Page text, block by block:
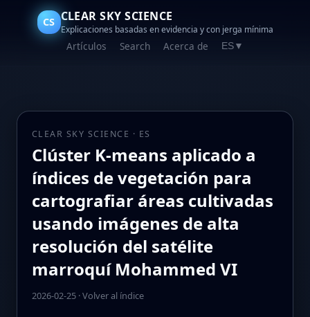
CS CLEAR SKY SCIENCE
Explicaciones basadas en evidencia y con jerga mínima
Artículos Search Acerca de ES ▼
CLEAR SKY SCIENCE · ES
Clúster K‑means aplicado a
índices de vegetación para
cartografiar áreas cultivadas
usando imágenes de alta
resolución del satélite
marroquí Mohammed VI
2026-02-25·Volver al índice